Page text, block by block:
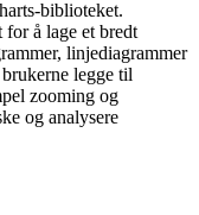
biblioteket.
å lage et bredt
linjediagrammer
legge til
zooming og
og analysere